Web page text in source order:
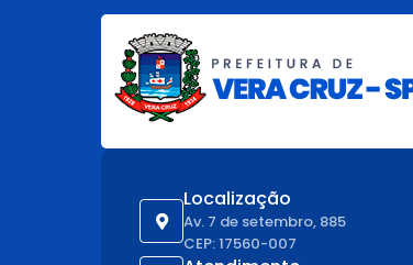
Localização
Av. 7 de setembro, 885
CEP: 17560-007